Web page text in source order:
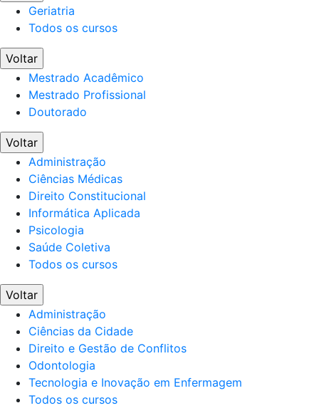
Geriatria
Todos os cursos
Voltar
Mestrado Acadêmico
Mestrado Profissional
Doutorado
Voltar
Administração
Ciências Médicas
Direito Constitucional
Informática Aplicada
Psicologia
Saúde Coletiva
Todos os cursos
Voltar
Administração
Ciências da Cidade
Direito e Gestão de Conflitos
Odontologia
Tecnologia e Inovação em Enfermagem
Todos os cursos